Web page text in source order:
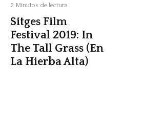
2 Minutos de lectura
Sitges Film
Festival 2019: In
The Tall Grass (En
La Hierba Alta)